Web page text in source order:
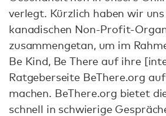
verlegt. Kürzlich haben wir
kanadischen Non-Profit-
zusammengetan, um im
Be Kind, Be There auf ihre
Ratgeberseite BeThere.org
machen. BeThere.org bietet
schnell in schwierige